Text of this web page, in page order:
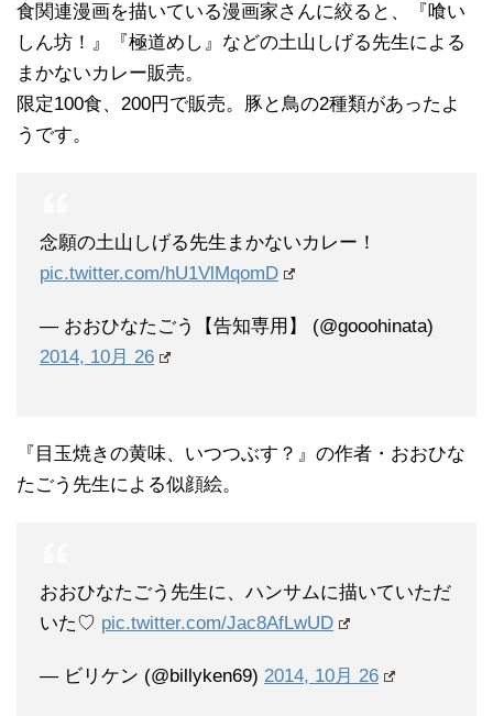
食関連漫画を描いている漫画家さんに絞ると、『喰い
しん坊！』『極道めし』などの土山しげる先生による
まかないカレー販売。
限定100食、200円で販売。豚と鳥の2種類があったよ
うです。
念願の土山しげる先生まかないカレー！
pic.twitter.com/hU1VlMqomD
— おおひなたごう【告知専用】 (@gooohinata)
2014, 10月 26
『目玉焼きの黄味、いつつぶす？』の作者・おおひな
たごう先生による似顔絵。
おおひなたごう先生に、ハンサムに描いていただ
いた♡ pic.twitter.com/Jac8AfLwUD
— ビリケン (@billyken69) 2014, 10月 26